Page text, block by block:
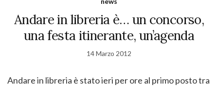
Andare in libreria è… un concorso,
una festa itinerante, un’agenda
14 Marzo 2012
Andare in libreria è stato ieri per ore al primo posto tra